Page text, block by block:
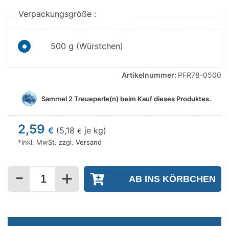
Verpackungsgröße :
500 g (Würstchen)
Artikelnummer: PFR78-0500
Sammel 2 Treueperle(n) beim Kauf dieses Produktes.
2,59 € (5,18 € je kg)
*inkl. MwSt. zzgl. Versand
- +